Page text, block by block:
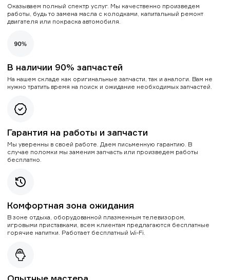
Оказываем полный спектр услуг. Мы качественно произведем
работы, будь то замена масла с колодками, капитальный ремонт
двигателя или покраска автомобиля.
В наличии 90% запчастей
На нашем складе как оригинальные запчасти, так и аналоги. Вам не
нужно тратить время на поиск и ожидание необходимых запчастей.
Гарантия на работы и запчасти
Мы уверенны в своей работе. Даем письменную гарантию. В
случае поломки мы заменим запчасть или произведем работы
бесплатно.
Комфортная зона ожидания
В зоне отдыха, оборудованной плазменным телевизором,
игровыми приставками, всем клиентам предлагаются бесплатные
горячие напитки. Работает бесплатный Wi-Fi.